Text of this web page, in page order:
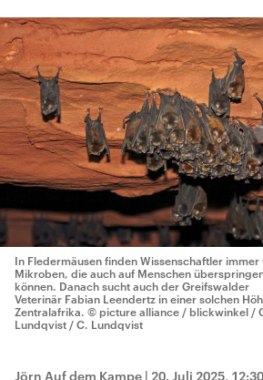
In Fledermäusen finden Wissenschaftler
Mikroben, die auch auf Menschen
können. Danach sucht auch der Greifswalder
Veterinär Fabian Leendertz in einer solchen
Zentralafrika. © picture alliance / blickwinkel /
Lundqvist / C. Lundqvist
Jörn Auf dem Kampe | 20. Juli 2025,